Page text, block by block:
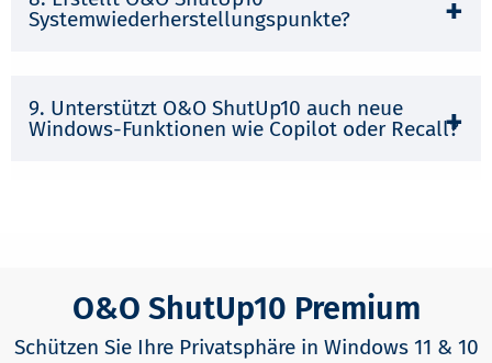
Systemwiederherstellungspunkte?
9. Unterstützt O&O ShutUp10 auch neue
Windows-Funktionen wie Copilot oder Recall?
O&O ShutUp10 Premium
Schützen Sie Ihre Privatsphäre in Windows 11 & 10